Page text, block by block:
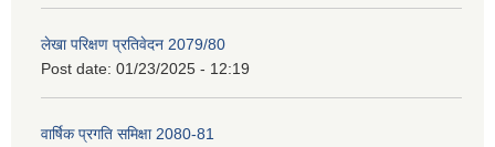
लेखा परिक्षण प्रतिवेदन 2079/80
Post date: 01/23/2025 - 12:19
वार्षिक प्रगति समिक्षा 2080-81